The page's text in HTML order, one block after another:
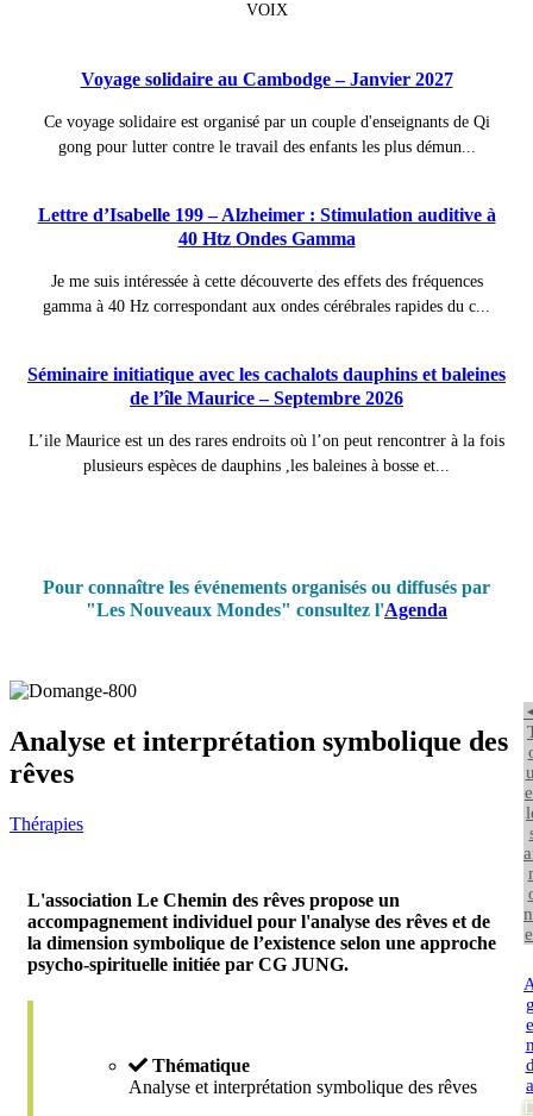
VOIX
Voyage solidaire au Cambodge – Janvier 2027
Ce voyage solidaire est organisé par un couple d'enseignants de Qi
gong pour lutter contre le travail des enfants les plus démun...
Lettre d’Isabelle 199 – Alzheimer : Stimulation auditive à
40 Htz Ondes Gamma
Je me suis intéressée à cette découverte des effets des fréquences
gamma à 40 Hz correspondant aux ondes cérébrales rapides du c...
Séminaire initiatique avec les cachalots dauphins et baleines
de l’île Maurice – Septembre 2026
L’ile Maurice est un des rares endroits où l’on peut rencontrer à la fois
plusieurs espèces de dauphins ,les baleines à bosse et...
Pour connaître les événements organisés ou diffusés par
"Les Nouveaux Mondes" consultez l'Agenda
Analyse et interprétation symbolique des
rêves
Thérapies
L'association Le Chemin des rêves propose un
accompagnement individuel pour l'analyse des rêves et de
la dimension symbolique de l’existence selon une approche
psycho-spirituelle initiée par CG JUNG.
Thématique
Analyse et interprétation symbolique des rêves
e
a